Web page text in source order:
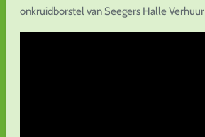
onkruidborstel van Seegers Halle Verhuur